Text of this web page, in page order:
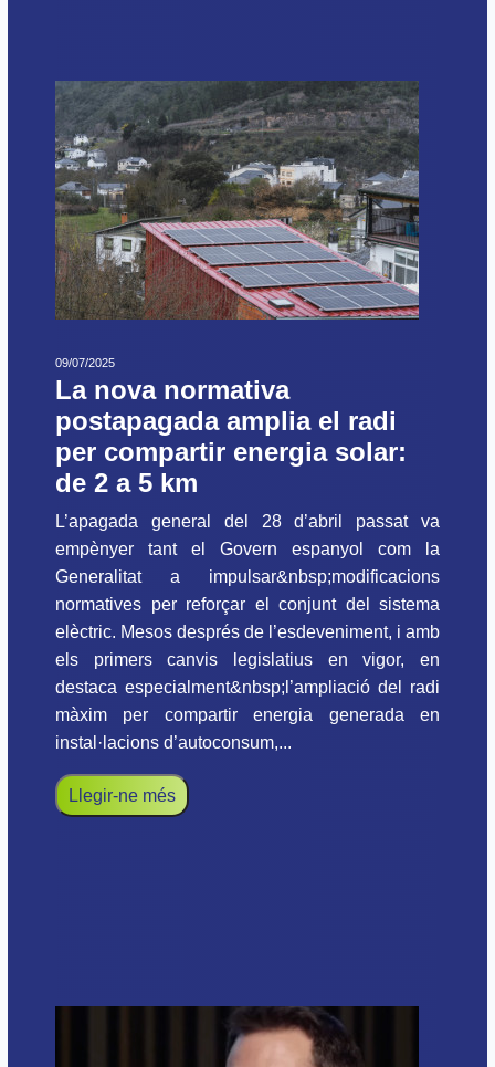
09/07/2025
La nova normativa
postapagada amplia el radi
per compartir energia solar:
de 2 a 5 km
L’apagada general del 28 d’abril passat va
empènyer tant el Govern espanyol com la
Generalitat a impulsar&nbsp;modificacions
normatives per reforçar el conjunt del sistema
elèctric. Mesos després de l’esdeveniment, i amb
els primers canvis legislatius en vigor, en
destaca especialment&nbsp;l’ampliació del radi
màxim per compartir energia generada en
instal·lacions d’autoconsum,...
Llegir-ne més